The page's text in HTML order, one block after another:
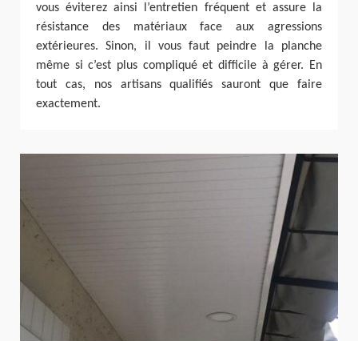
vous éviterez ainsi l’entretien fréquent et assure la
résistance des matériaux face aux agressions
extérieures. Sinon, il vous faut peindre la planche
même si c’est plus compliqué et difficile à gérer. En
tout cas, nos artisans qualifiés sauront que faire
exactement.